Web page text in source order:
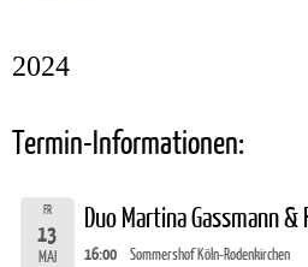
2024
Termin-Informationen:
FR
13
MAI
Duo Martina Gassmann
16:00 Sommershof Köln-Rodenkirchen